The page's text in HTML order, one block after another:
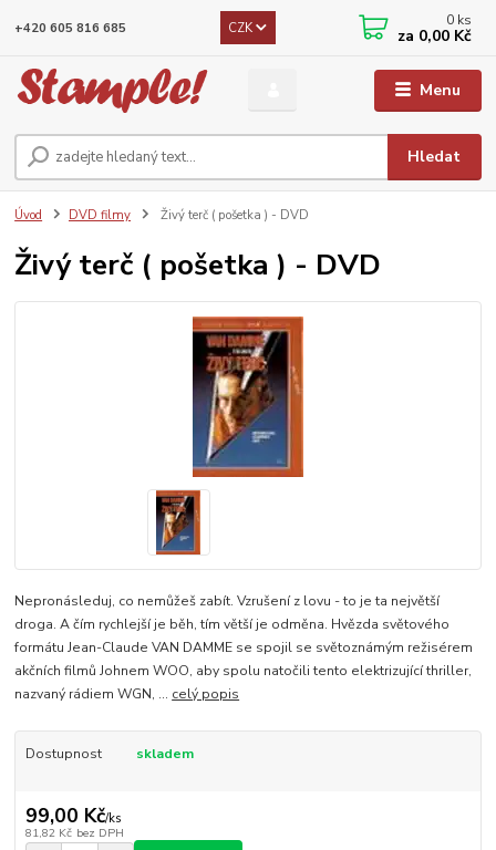
Menu
CZK
Hledat
+420 605 816 685 0 ks
za 0,00 Kč
Úvod DVD filmy Živý terč ( pošetka ) - DVD
Živý terč ( pošetka ) - DVD
Nepronásleduj, co nemůžeš zabít. Vzrušení z lovu - to je ta největší
droga. A čím rychlejší je běh, tím větší je odměna. Hvězda světového
formátu Jean-Claude VAN DAMME se spojil se světoznámým režisérem
akčních filmů Johnem WOO, aby spolu natočili tento elektrizující thriller,
nazvaný rádiem WGN, ... celý popis
Dostupnost skladem
99,00 Kč/ks
81,82 Kč bez DPH